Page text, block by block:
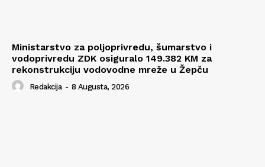
Ministarstvo za poljoprivredu, šumarstvo i
vodoprivredu ZDK osiguralo 149.382 KM za
rekonstrukciju vodovodne mreže u Žepču
Redakcija - 8 Augusta, 2026